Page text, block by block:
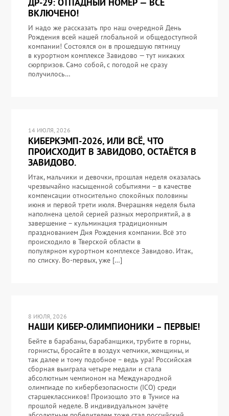
ВКЛЮЧЕНО!
И надо же рассказать про наш очередной День
Рождения всей нашей глобальной и общедоступной
компании! Состоялся он в прошедшую пятницу
в курортном комплексе Завидово — тут никаких
сюрпризов. Само собой, с погодой не сразу
получилось…
14 ИЮЛЯ, 2026
КИБЕРКЭМП-2026, ИЛИ ВСЁ, ЧТО
ПРОИСХОДИТ В ЗАВИДОВО, ОСТАЁТСЯ В
ЗАВИДОВО.
Итак, мальчики и девочки, прошлая неделя оказалась
чрезвычайно насыщенной событиями – в качестве
компенсации относительно спокойных половины
июня и первой трети июля. Вчерашняя неделя была
наполнена целой серией разных мероприятий, а в
завершение – кульминация традиционным
празднованием Дня Рождения компании. Всё это
происходило в Тверской области в
популярном курортном комплексе Завидово. Итак,
по списку. Во-первых, уже […]
8 ИЮЛЯ, 2026
НАШИ КИБЕР-ОЛИМПИОНИКИ – ПЕРВЫЕ!
Бейте в барабаны, барабанщики, трубите в горны,
горнисты, бросайте в воздух чепчики, женщины, и
так далее и тому подобное – ведь ура! Российская
сборная выиграла четыре медали и стала
абсолютным чемпионом на Международной
олимпиаде по кибербезопасности (ICO) среди
старшеклассников! Произошло это в Тунисе на
прошлой неделе. В индивидуальном зачёте